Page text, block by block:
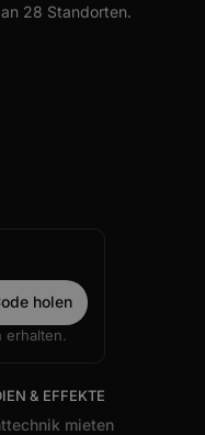
28 Standorten.
erhalten.
& EFFEKTE
mieten